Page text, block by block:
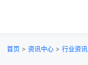
首页 > 资讯中心 > 行业资讯